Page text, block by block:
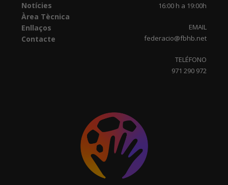
Notícies
Àrea Tècnica
Enllaços
Contacte
16:00 h a 19:00h
EMAIL
federacio@fbhb.net
TELÉFONO
971 290 972